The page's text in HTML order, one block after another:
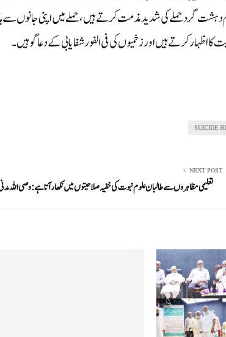
دہشت گرد حملے کی شدید مذمت کرتے ہیں، حملے میں اپنی جانوں سے
اظہار کرتے ہیں اور زخمیوں کی فی الفور شفا یابی کے دعا گو ہیں۔
SUICIDE
NEXT POST
تعلیمی مظاہروں سے طالبان علوم نبوت کی خفیہ صلاحیتوں میں نکھار آتاہے: وصی اللہ